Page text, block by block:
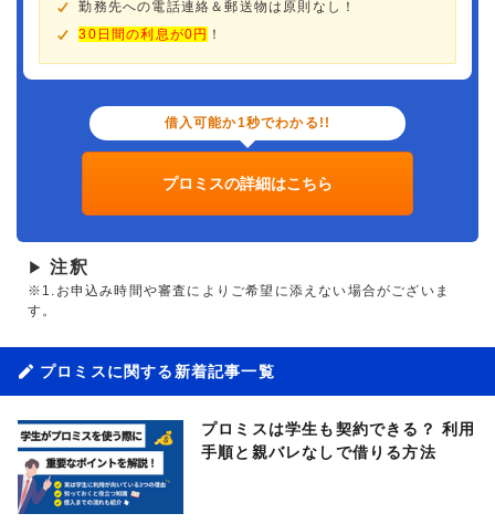
勤務先への電話連絡＆郵送物は原則なし！
30日間の利息が0円 ！
借入可能か1秒でわかる!!
プロミスの詳細はこちら
▶ 注釈
※1.お申込み時間や審査によりご希望に添えない場合がございま
す。
プロミスに関する新着記事一覧
プロミスは学生も契約できる？ 利用
手順と親バレなしで借りる方法